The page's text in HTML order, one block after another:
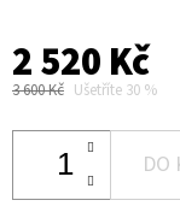
2 520 Kč
3 600 Kč Ušetříte 30 %
DO